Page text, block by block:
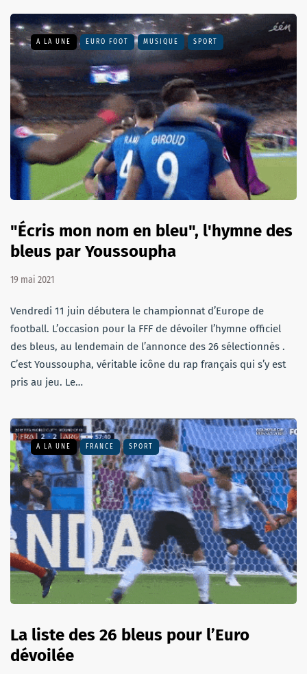
A LA UNE EURO FOOT MUSIQUE SPORT
"Écris mon nom en bleu", l'hymne des
bleus par Youssoupha
19 mai 2021
Vendredi 11 juin débutera le championnat d’Europe de
football. L’occasion pour la FFF de dévoiler l’hymne officiel
des bleus, au lendemain de l’annonce des 26 sélectionnés .
C’est Youssoupha, véritable icône du rap français qui s’y est
pris au jeu. Le…
A LA UNE FRANCE SPORT
La liste des 26 bleus pour l’Euro
dévoilée